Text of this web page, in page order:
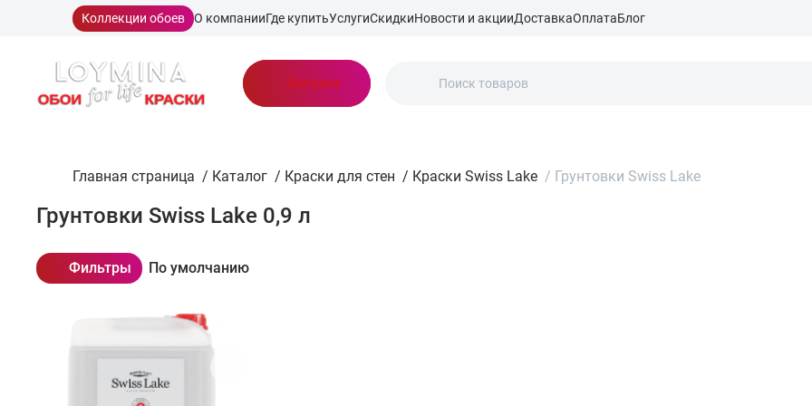
Коллекции обоев О компанииГде купитьУслугиСкидкиНовости и акцииДоставкаОплатаБлог
Каталог
Главная страница / Каталог / Краски для стен / Краски Swiss Lake / Грунтовки Swiss Lake
Грунтовки Swiss Lake 0,9 л
Фильтры По умолчанию